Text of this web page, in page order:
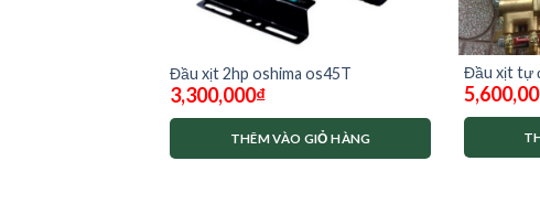
Đầu xịt 2hp oshima os45T
3,300,000₫
THÊM VÀO GIỎ HÀNG
Đầu xịt tự